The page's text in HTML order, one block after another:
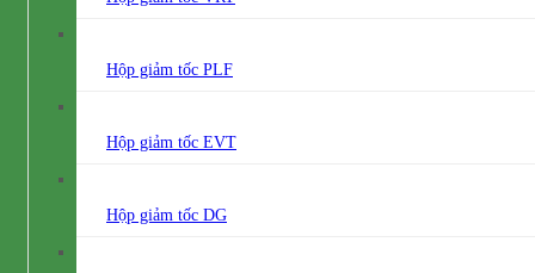
Hộp giảm tốc PLF
Hộp giảm tốc EVT
Hộp giảm tốc DG